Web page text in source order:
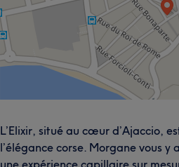
L’Elixir, situé au cœur d’Ajaccio,
l’élégance corse. Morgane vous
une expérience capillaire sur